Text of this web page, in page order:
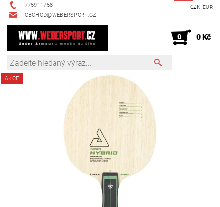
775911758
OBCHOD@WEBERSPORT.CZ
CZK EUR
0 0 Kč
AKCE